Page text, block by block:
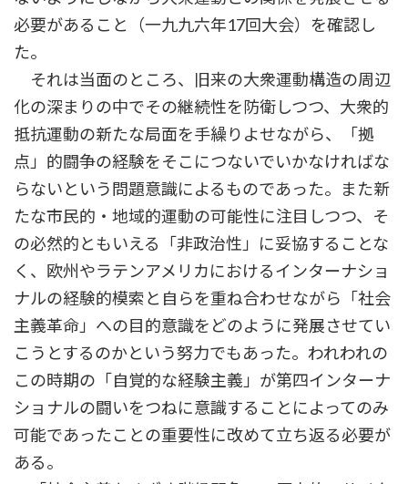
必要があること（一九九六年17回大会）を確認し
た。
それは当面のところ、旧来の大衆運動構造の周辺
化の深まりの中でその継続性を防衛しつつ、大衆的
抵抗運動の新たな局面を手繰りよせながら、「拠
点」的闘争の経験をそこにつないでいかなければな
らないという問題意識によるものであった。また新
たな市民的・地域的運動の可能性に注目しつつ、そ
の必然的ともいえる「非政治性」に妥協することな
く、欧州やラテンアメリカにおけるインターナショ
ナルの経験的模索と自らを重ね合わせながら「社会
主義革命」への目的意識をどのように発展させてい
こうとするのかという努力でもあった。われわれの
この時期の「自覚的な経験主義」が第四インターナ
ショナルの闘いをつねに意識することによってのみ
可能であったことの重要性に改めて立ち返る必要が
ある。